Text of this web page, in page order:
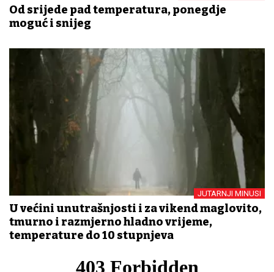
Od srijede pad temperatura, ponegdje
moguć i snijeg
JUTARNJI MINUSI
U većini unutrašnjosti i za vikend maglovito,
tmurno i razmjerno hladno vrijeme,
temperature do 10 stupnjeva